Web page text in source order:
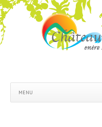
MENU